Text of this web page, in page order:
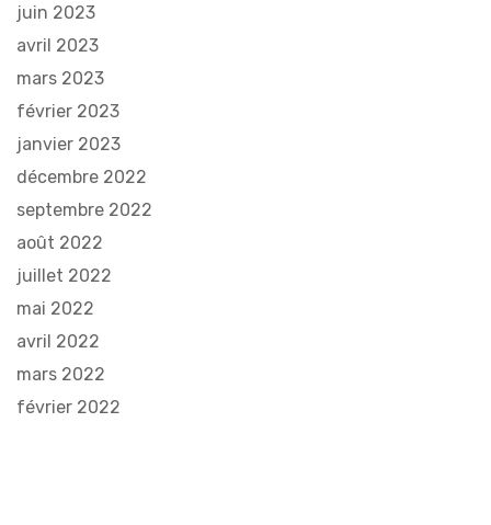
juin 2023
avril 2023
mars 2023
février 2023
janvier 2023
décembre 2022
septembre 2022
août 2022
juillet 2022
mai 2022
avril 2022
mars 2022
février 2022